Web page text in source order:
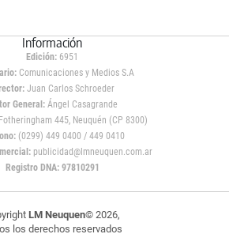
Información
Edición: 6951
Comunicaciones y Medios S.A
Juan Carlos Schroeder
General:Ángel Casagrande
445, Neuquén (CP 8300)
(0299) 449 0400 / 449 0410
publicidad@lmneuquen.com.ar
Registro DNA: 97810291
LM Neuquen© 2026,
los derechos reservados